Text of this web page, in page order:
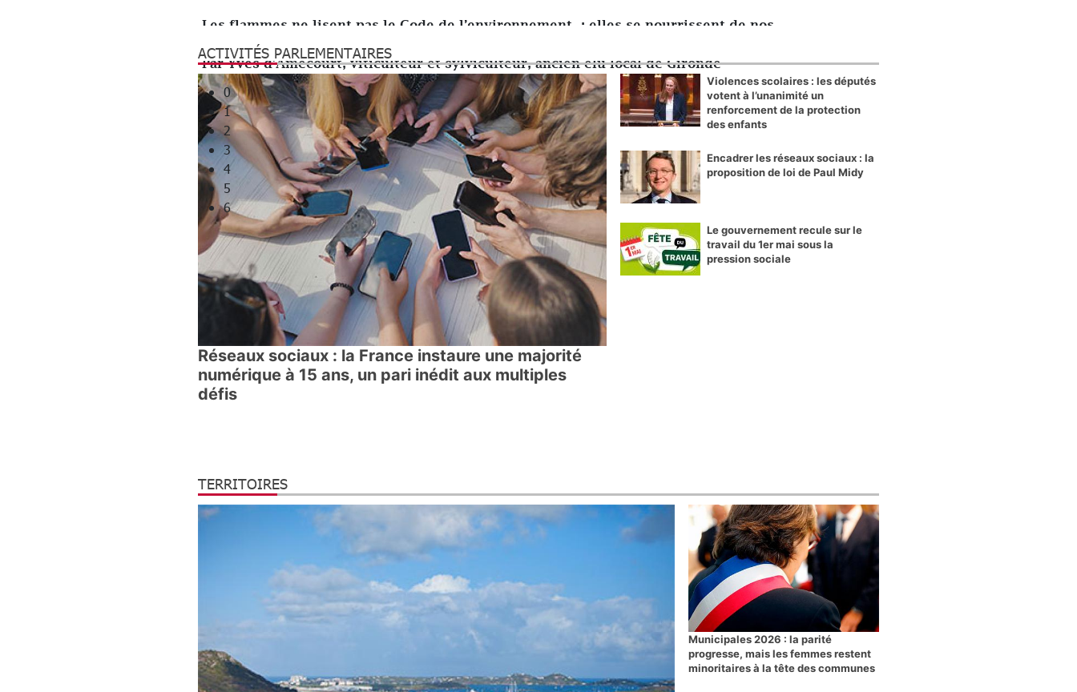
Les flammes ne lisent pas le Code de l’environnement ; elles se nourrissent de nos
renoncements
Par Yves d’Amécourt, viticulteur et sylviculteur, ancien élu local de Gironde
0
1
2
3
4
5
6
ACTIVITÉS PARLEMENTAIRES
Réseaux sociaux : la France instaure une majorité
numérique à 15 ans, un pari inédit aux multiples
défis
Violences scolaires : les députés
votent à l’unanimité un
renforcement de la protection
des enfants
Encadrer les réseaux sociaux : la
proposition de loi de Paul Midy
Le gouvernement recule sur le
travail du 1er mai sous la
pression sociale
TERRITOIRES
Municipales 2026 : la parité
progresse, mais les femmes restent
minoritaires à la tête des communes